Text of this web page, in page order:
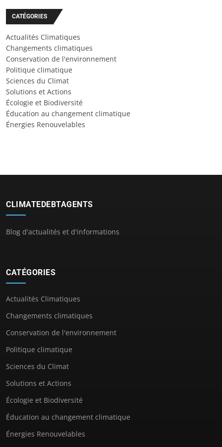
CATÉGORIES
Actualités Climatiques
Changements climatiques
Conservation de l'environnement
Politique climatique
Sciences du Climat
Solutions et Actions
Écologie et Biodiversité
Éducation au changement climatique
Énergies Renouvelables
CLIMATEDEBTAGENTS
Blog d'actualités et d'informations
CATÉGORIES
Actualités Climatiques
Changements climatiques
Conservation de l'environnement
Politique climatique
Sciences du Climat
Solutions et Actions
Écologie et Biodiversité
Éducation au changement climatique
Énergies Renouvelables